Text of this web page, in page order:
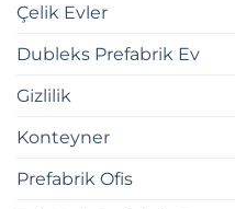
Çelik Evler
Dubleks Prefabrik Ev
Gizlilik
Konteyner
Prefabrik Ofis